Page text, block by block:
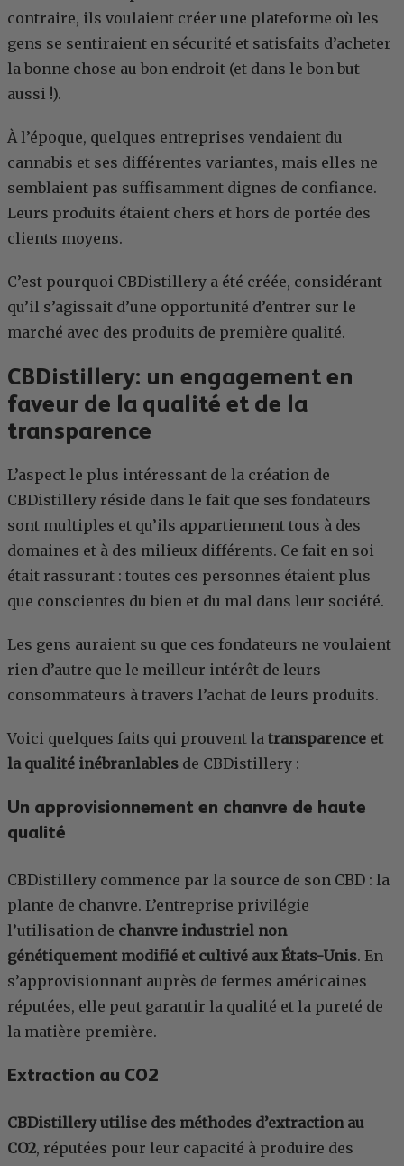
contraire, ils voulaient créer une plateforme où les
gens se sentiraient en sécurité et satisfaits d’acheter
la bonne chose au bon endroit (et dans le bon but
aussi !).
À l’époque, quelques entreprises vendaient du
cannabis et ses différentes variantes, mais elles ne
semblaient pas suffisamment dignes de confiance.
Leurs produits étaient chers et hors de portée des
clients moyens.
C’est pourquoi CBDistillery a été créée, considérant
qu’il s’agissait d’une opportunité d’entrer sur le
marché avec des produits de première qualité.
CBDistillery: un engagement en
faveur de la qualité et de la
transparence
L’aspect le plus intéressant de la création de
CBDistillery réside dans le fait que ses fondateurs
sont multiples et qu’ils appartiennent tous à des
domaines et à des milieux différents. Ce fait en soi
était rassurant : toutes ces personnes étaient plus
que conscientes du bien et du mal dans leur société.
Les gens auraient su que ces fondateurs ne voulaient
rien d’autre que le meilleur intérêt de leurs
consommateurs à travers l’achat de leurs produits.
Voici quelques faits qui prouvent la transparence et
la qualité inébranlables de CBDistillery :
Un approvisionnement en chanvre de haute
qualité
CBDistillery commence par la source de son CBD : la
plante de chanvre. L’entreprise privilégie
l’utilisation de chanvre industriel non
génétiquement modifié et cultivé aux États-Unis. En
s’approvisionnant auprès de fermes américaines
réputées, elle peut garantir la qualité et la pureté de
la matière première.
Extraction au CO2
CBDistillery utilise des méthodes d’extraction au
CO2, réputées pour leur capacité à produire des